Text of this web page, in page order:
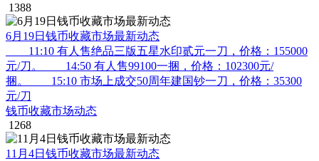
1388
6月19日钱币收藏市场最新动态
11:10 有人售绝品三版五星水印贰元一刀，价格：155000
元/刀。 14:50 有人售99100一捆，价格：102300元/
捆。 15:10 市场上成交50周年建国钞一刀，价格：35300
元/刀
钱币收藏市场动态
1268
11月4日钱币收藏市场最新动态